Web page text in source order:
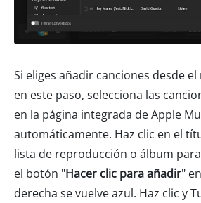
Si eliges añadir canciones desde
en este paso, selecciona las
en la página integrada de Apple
automáticamente. Haz clic en el
lista de reproducción o álbum
el botón "Hacer clic para añadir"
derecha se vuelve azul. Haz clic y